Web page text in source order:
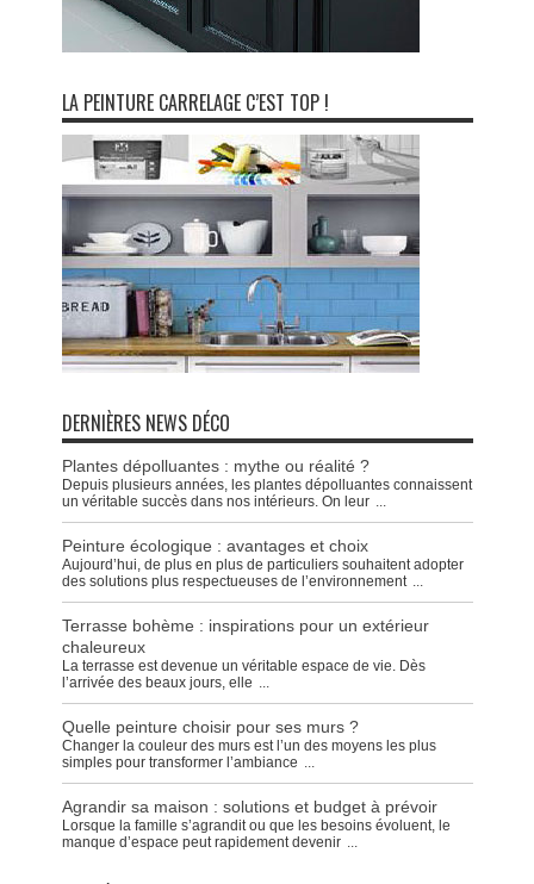
LA PEINTURE CARRELAGE C’EST TOP !
DERNIÈRES NEWS DÉCO
Plantes dépolluantes : mythe ou réalité ?
Depuis plusieurs années, les plantes dépolluantes connaissent
un véritable succès dans nos intérieurs. On leur
Peinture écologique : avantages et choix
Aujourd’hui, de plus en plus de particuliers souhaitent adopter
des solutions plus respectueuses de l’environnement
Terrasse bohème : inspirations pour un extérieur
chaleureux
La terrasse est devenue un véritable espace de vie. Dès
l’arrivée des beaux jours, elle
Quelle peinture choisir pour ses murs ?
Changer la couleur des murs est l’un des moyens les plus
simples pour transformer l’ambiance
Agrandir sa maison : solutions et budget à prévoir
Lorsque la famille s’agrandit ou que les besoins évoluent, le
manque d’espace peut rapidement devenir